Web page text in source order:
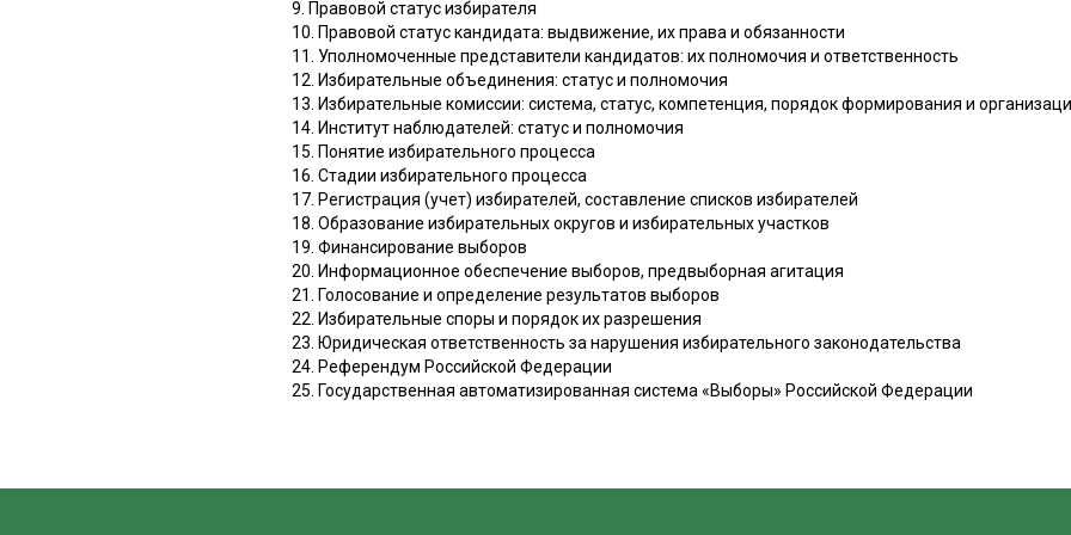
9. Правовой статус избирателя
10. Правовой статус кандидата: выдвижение, их права и обязанности
11. Уполномоченные представители кандидатов: их полномочия и ответственность
12. Избирательные объединения: статус и полномочия
13. Избирательные комиссии: система, статус, компетенция, порядок формирования и
14. Институт наблюдателей: статус и полномочия
15. Понятие избирательного процесса
16. Стадии избирательного процесса
17. Регистрация (учет) избирателей, составление списков избирателей
18. Образование избирательных округов и избирательных участков
19. Финансирование выборов
20. Информационное обеспечение выборов, предвыборная агитация
21. Голосование и определение результатов выборов
22. Избирательные споры и порядок их разрешения
23. Юридическая ответственность за нарушения избирательного законодательства
24. Референдум Российской Федерации
25. Государственная автоматизированная система «Выборы» Российской Федерации